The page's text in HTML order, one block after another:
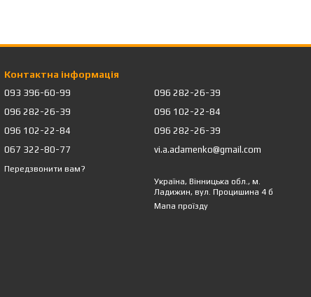
Контактна інформація
093 396-60-99
096 282-26-39
096 102-22-84
067 322-80-77
Передзвонити вам?
096 282-26-39
096 102-22-84
096 282-26-39
vi.a.adamenko@gmail.com
Україна, Вінницька обл., м.
Ладижин, вул. Процишина 4 б
Мапа проїзду